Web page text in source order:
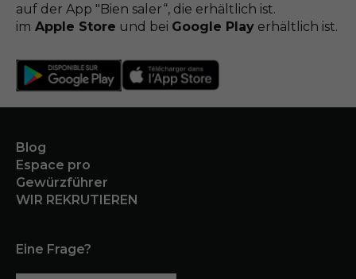
auf der App "Bien saler“, die erhältlich ist.
im Apple Store und bei Google Play erhältlich ist.
Blog
Espace pro
Gewürzführer
WIR REKRUTIEREN
Eine Frage?